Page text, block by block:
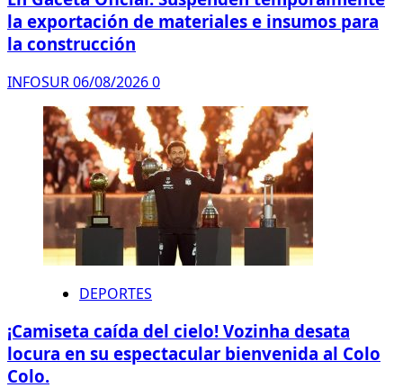
la exportación de materiales e insumos para
la construcción
INFOSUR06/08/20260
DEPORTES
¡Camiseta caída del cielo! Vozinha desata
locura en su espectacular bienvenida al Colo
Colo.